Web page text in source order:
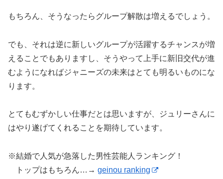
もちろん、そうなったらグループ解散は増えるでしょう。
でも、それは逆に新しいグループが活躍するチャンスが増
えることでもありますし、そうやって上手に新旧交代が進
むようになればジャニーズの未来はとても明るいものにな
ります。
とてもむずかしい仕事だとは思いますが、ジュリーさんに
はやり遂げてくれることを期待しています。
※結婚で人気が急落した男性芸能人ランキング！
トップはもちろん…→ geinou ranking